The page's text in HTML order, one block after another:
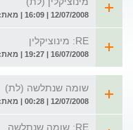
12/07/2008 | 16:09 | מאת: דן
RE: מינוציקלין
16/07/2008 | 19:27 | מאת:
שומה שנתלשה (לת)
12/07/2008 | 00:28 | מאת: מיקה
RE: שומה שנתלשה